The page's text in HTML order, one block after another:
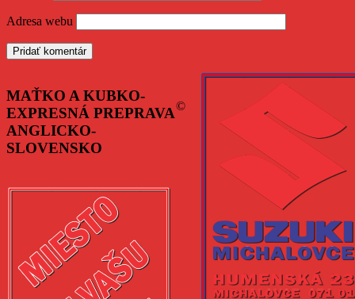
Adresa webu
MAŤKO A KUBKO-
EXPRESNÁ PREPRAVA
ANGLICKO-
SLOVENSKO
©